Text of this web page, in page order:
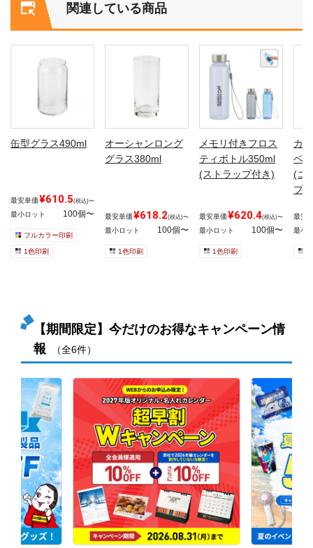
関連している商品
缶型グラス490ml
最安単価¥610.5(税込)〜
最小ロット 100個〜
フルカラー印刷
1色印刷
オーシャンロング
グラス380ml
最安単価¥618.2(税込)〜
最小ロット 100個〜
1色印刷
メモリ付きフロス
ティボトル350ml
(ストラップ付き)
最安単価¥620.4(税込)〜
最小ロット 100個〜
1色印刷
カ
ベ
(コ
プ)
最安
最小
【期間限定】今だけのお得なキャンペーン情
報
（全6件）